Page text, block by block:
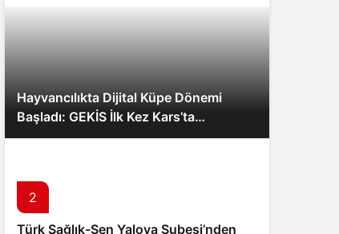
Gece Modu
Hayvancılıkta Dijital Küpe Dönemi
Başladı: GEKİS İlk Kez Kars’ta
Uygulanıyor
2
Türk Sağlık-Sen Yalova Şubesi’nden